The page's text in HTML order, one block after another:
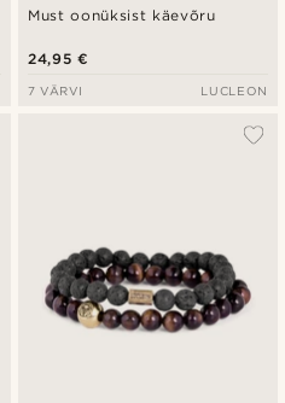
Must oonüksist käevõru
24,95 €
7 VÄRVI LUCLEON